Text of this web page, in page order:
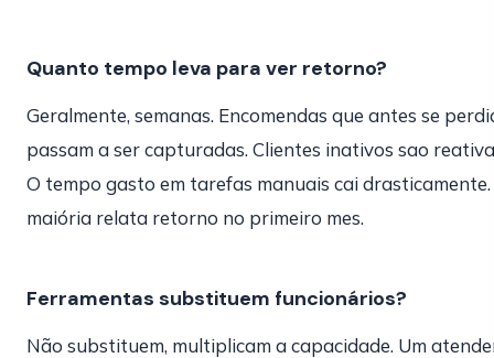
Quanto tempo leva para ver retorno?
Geralmente, semanas. Encomendas que antes se
passam a ser capturadas. Clientes inativos sao
O tempo gasto em tarefas manuais cai
maiória relata retorno no primeiro mes.
Ferramentas substituem funcionários?
Não substituem, multiplicam a capacidade. Um